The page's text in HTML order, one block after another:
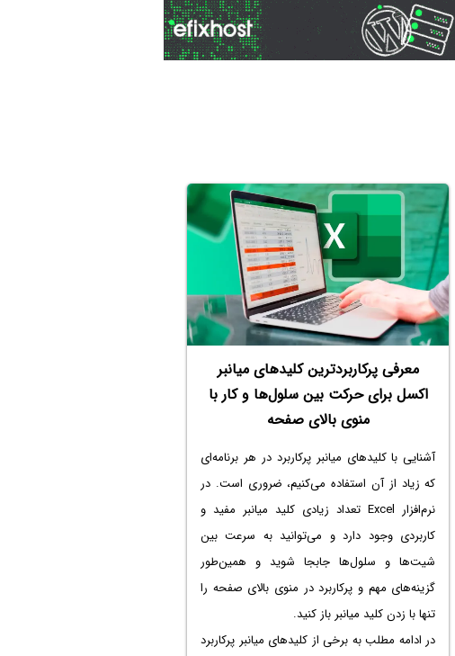
معرفی پرکاربردترین کلیدهای میانبر
اکسل برای حرکت بین سلول‌ها و کار با
منوی بالای صفحه
آشنایی با کلیدهای میانبر پرکاربرد در هر برنامه‌ای
که زیاد از آن استفاده می‌کنیم، ضروری است. در
نرم‌افزار Excel تعداد زیادی کلید میانبر مفید و
کاربردی وجود دارد و می‌توانید به سرعت بین
شیت‌ها و سلول‌ها جابجا شوید و همین‌طور
گزینه‌های مهم و پرکاربرد در منوی بالای صفحه را
تنها با زدن کلید میانبر باز کنید.
در ادامه مطلب به برخی از کلیدهای میانبر پرکاربرد